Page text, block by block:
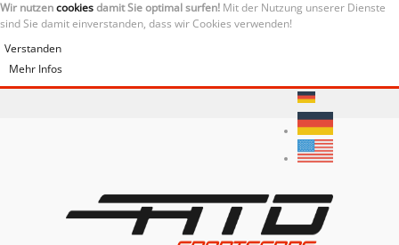
Wir nutzencookiesdamit Sie optimal surfen! Mit der Nutzung unserer Dienste
sind Sie damit einverstanden, dass wir Cookies verwenden!
Verstanden
Mehr Infos